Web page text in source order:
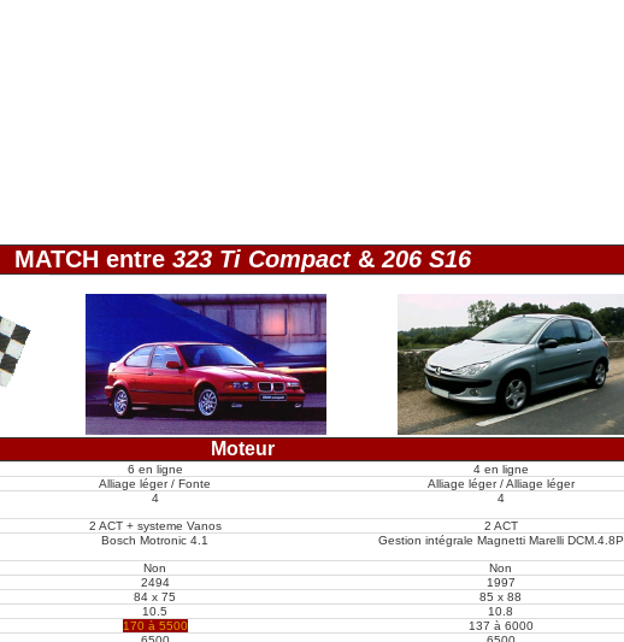
MATCH entre 323 Ti Compact& 206 S16
Moteur
6 en ligne
4 en ligne
Alliage léger / Fonte
Alliage léger / Alliage léger
4 4
2 ACT + systeme Vanos
2 ACT
Bosch Motronic 4.1 Gestion intégrale Magnetti Marelli DCM.4.8P
Non
Non
2494
1997
84 x 75
85 x 88
10.5
10.8
170 à 5500
137 à 6000